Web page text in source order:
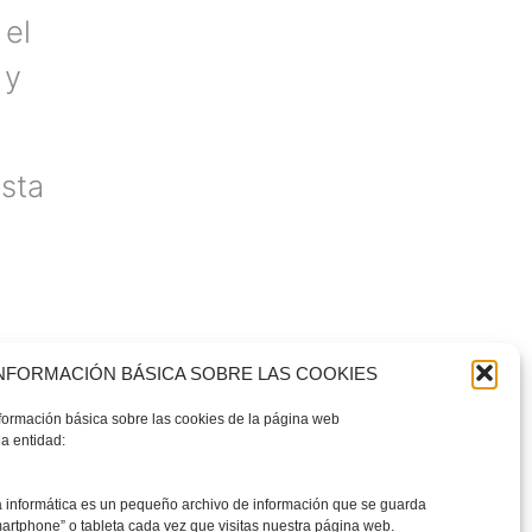
BÁSICA SOBRE LAS COOKIES
básica sobre las cookies de la página web
entidad:
informática es un pequeño archivo de información que se guarda
o tableta cada vez que visitas nuestra página web.